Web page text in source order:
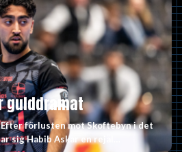
gulddramat
Efter förlusten mot Skoftebyn i det
sig Habib Askar en rejäl…